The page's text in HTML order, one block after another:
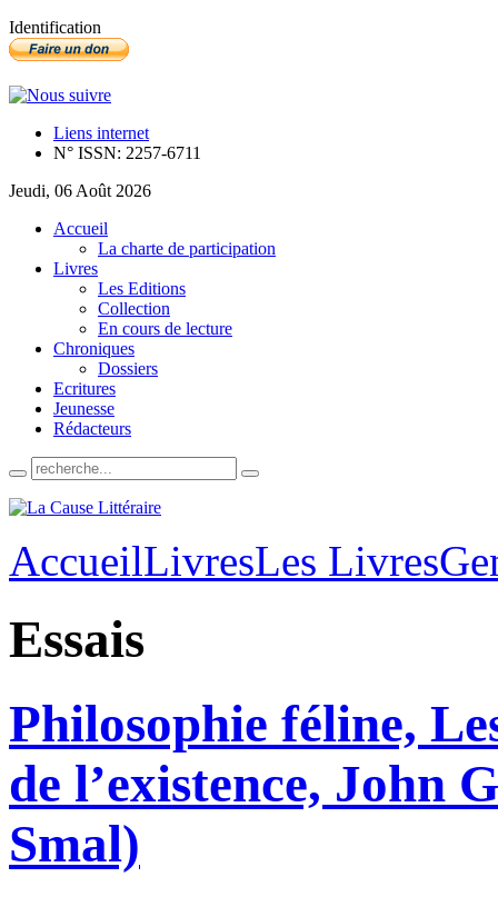
Identification
Liens internet
N° ISSN: 2257-6711
Jeudi, 06 Août 2026
Accueil
La charte de participation
Livres
Les Editions
Collection
En cours de lecture
Chroniques
Dossiers
Ecritures
Jeunesse
Rédacteurs
AccueilLivresLes Livres
Essais
Philosophie féline,
de l’existence, John
Smal)